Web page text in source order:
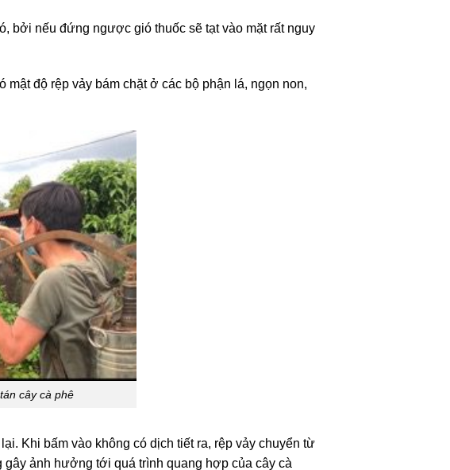
bởi nếu đứng ngược gió thuốc sẽ tạt vào mặt rất nguy
độ rệp vảy bám chặt ở các bộ phận lá, ngọn non,
cây cà phê
Khi bấm vào không có dịch tiết ra, rệp vảy chuyển từ
gây ảnh hưởng tới quá trình quang hợp của cây cà